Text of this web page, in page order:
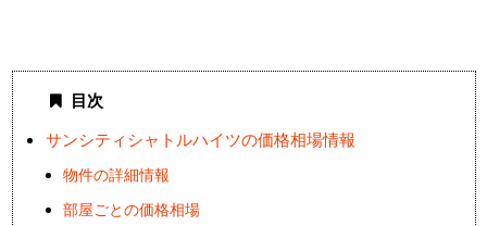
目次
サンシティシャトルハイツの価格相場情報
物件の詳細情報
部屋ごとの価格相場